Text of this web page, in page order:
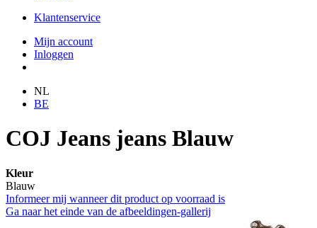
Klantenservice
Mijn account
Inloggen
NL
BE
COJ Jeans jeans Blauw
Kleur
Blauw
Informeer mij wanneer dit product op voorraad is
Ga naar het einde van de afbeeldingen-gallerij